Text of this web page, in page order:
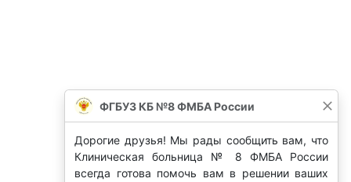
ФГБУЗ КБ №8 ФМБА России
Дорогие друзья! Мы рады сообщить вам, что
Клиническая больница № 8 ФМБА России
всегда готова помочь вам в решении ваших